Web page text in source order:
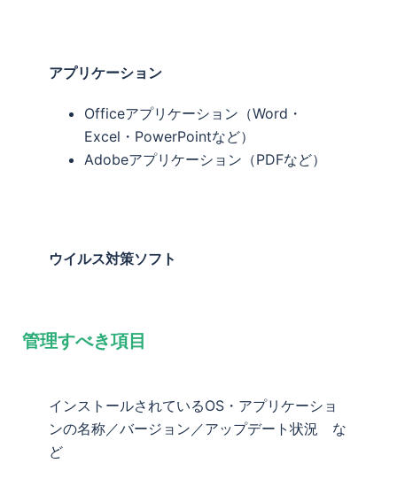
アプリケーション
Officeアプリケーション（Word・
Excel・PowerPointなど）
Adobeアプリケーション（PDFなど）
ウイルス対策ソフト
管理すべき項目
インストールされているOS・アプリケーショ
ンの名称／バージョン／アップデート状況 な
ど